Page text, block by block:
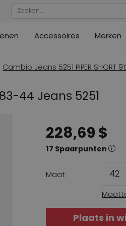
Accessoires
Merken
High
Cambio Jeans 5251 PIPER SHORT
44 Jeans 5251
228,69 $
17 Spaarpunten
Maat 42
Plaats in